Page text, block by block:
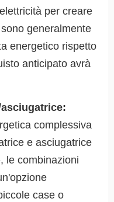
per creare
generalmente
energetico rispetto
anticipato avrà
complessiva
e asciugatrice
le combinazioni
case o